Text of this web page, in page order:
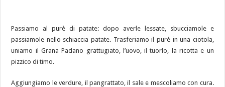
Passiamo al purè di patate: dopo averle lessate, sbucciamole e
passiamole nello schiaccia patate. Trasferiamo il purè in una ciotola,
uniamo il Grana Padano grattugiato, l’uovo, il tuorlo, la ricotta e un
pizzico di timo.
Aggiungiamo le verdure, il pangrattato, il sale e mescoliamo con cura.